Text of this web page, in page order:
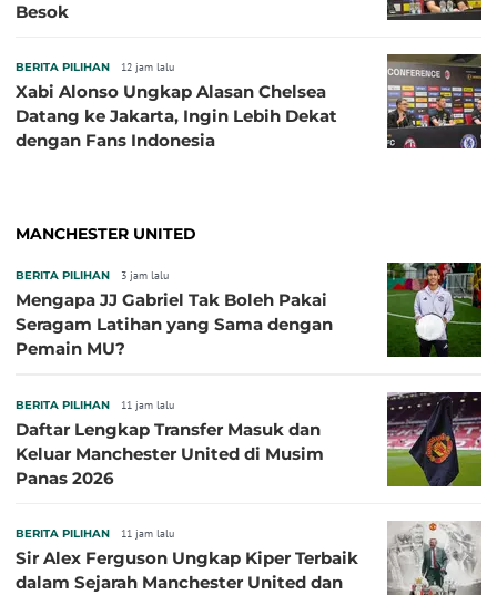
Besok
BERITA PILIHAN 12 jam lalu
Xabi Alonso Ungkap Alasan Chelsea
Datang ke Jakarta, Ingin Lebih Dekat
dengan Fans Indonesia
MANCHESTER UNITED
BERITA PILIHAN 3 jam lalu
Mengapa JJ Gabriel Tak Boleh Pakai
Seragam Latihan yang Sama dengan
Pemain MU?
BERITA PILIHAN 11 jam lalu
Daftar Lengkap Transfer Masuk dan
Keluar Manchester United di Musim
Panas 2026
BERITA PILIHAN 11 jam lalu
Sir Alex Ferguson Ungkap Kiper Terbaik
dalam Sejarah Manchester United dan